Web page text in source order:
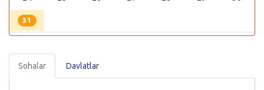
31
Sohalar Davlatlar